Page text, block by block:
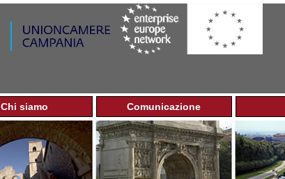
Chi siamo Comunicazione